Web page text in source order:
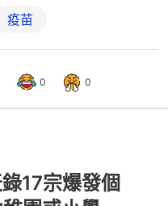
疫苗
0 0
17宗爆發個